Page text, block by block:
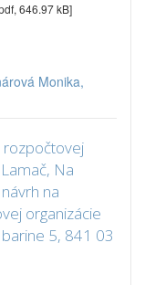
646.97 kB]
Monika,
rozpočtovej
Na
na
organizácie
5, 841 03